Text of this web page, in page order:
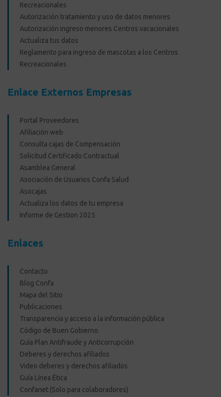
Recreacionales
Autorización tratamiento y uso de datos menores
Autorización ingreso menores Centros vacacionales
Actualiza tus datos
Reglamento para ingreso de mascotas a los Centros
Recreacionales
Enlace Externos Empresas
Portal Proveedores
Afiliación web
Consulta cajas de Compensación
Solicitud Certificado Contractual
Asamblea General
Asociación de Usuarios Confa Salud
Asocajas
Actualiza los datos de tu empresa
Informe de Gestion 2025
Enlaces
Contacto
Blog Confa
Mapa del Sitio
Publicaciones
Transparencia y acceso a la información pública
Código de Buen Gobierno
Guía Plan Antifraude y Anticorrupción
Deberes y derechos afiliados
Video deberes y derechos afiliados
Guía Línea Ética
Confanet (Solo para colaboradores)